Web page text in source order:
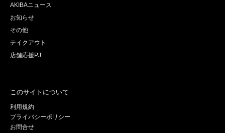
AKIBAニュース
お知らせ
その他
テイクアウト
店舗応援PJ
このサイトについて
利用規約
プライバシーポリシー
お問合せ